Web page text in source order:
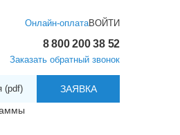
Онлайн-оплатаВОЙТИ
8 800 200 38 52
Заказать обратный звонок
(pdf)
ЗАЯВКА